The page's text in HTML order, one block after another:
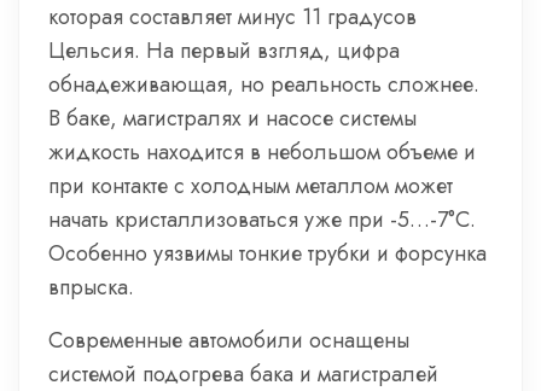
которая составляет минус 11 градусов
Цельсия. На первый взгляд, цифра
обнадеживающая, но реальность сложнее.
В баке, магистралях и насосе системы
жидкость находится в небольшом объеме и
при контакте с холодным металлом может
начать кристаллизоваться уже при -5…-7°C.
Особенно уязвимы тонкие трубки и форсунка
впрыска.
Современные автомобили оснащены
системой подогрева бака и магистралей